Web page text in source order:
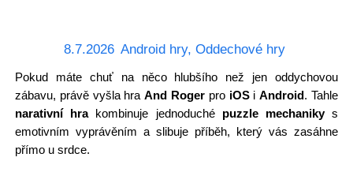
8.7.2026 Android hry, Oddechové hry
Pokud máte chuť na něco hlubšího než jen oddychovou
zábavu, právě vyšla hraAnd Roger pro iOSiAndroid. Tahle
narativní hrakombinuje jednoduché puzzle mechanikys
emotivním vyprávěním a slibuje příběh, který vás zasáhne
přímo u srdce.